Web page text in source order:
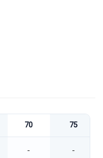
70 75
- -